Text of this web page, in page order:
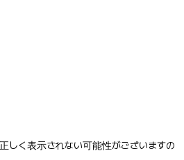
しく表示されない可能性がございますの